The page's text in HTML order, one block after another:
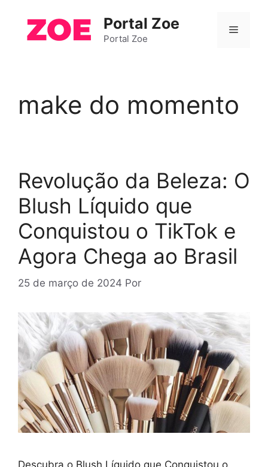
Portal Zoe
Portal Zoe
Menu
make do momento
Revolução da Beleza: O
Blush Líquido que
Conquistou o TikTok e
Agora Chega ao Brasil
25 de março de 2024 Por